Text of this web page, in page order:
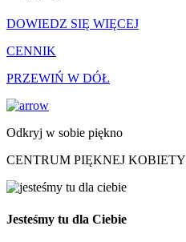
DOWIEDZ SIĘ WIĘCEJ
CENNIK
PRZEWIŃ W DÓŁ
Odkryj w sobie piękno
CENTRUM PIĘKNEJ KOBIETY
Jesteśmy tu dla Ciebie